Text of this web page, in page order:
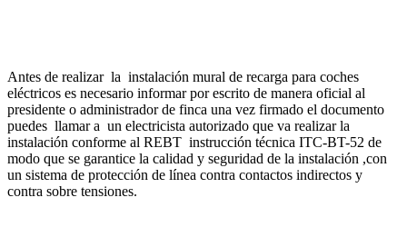
Antes de realizar la instalación mural de recarga para coches
eléctricos es necesario informar por escrito de manera oficial al
presidente o administrador de finca una vez firmado el documento
puedes llamar a un electricista autorizado que va realizar la
instalación conforme al REBT instrucción técnica ITC-BT-52 de
modo que se garantice la calidad y seguridad de la instalación ,con
un sistema de protección de línea contra contactos indirectos y
contra sobre tensiones.